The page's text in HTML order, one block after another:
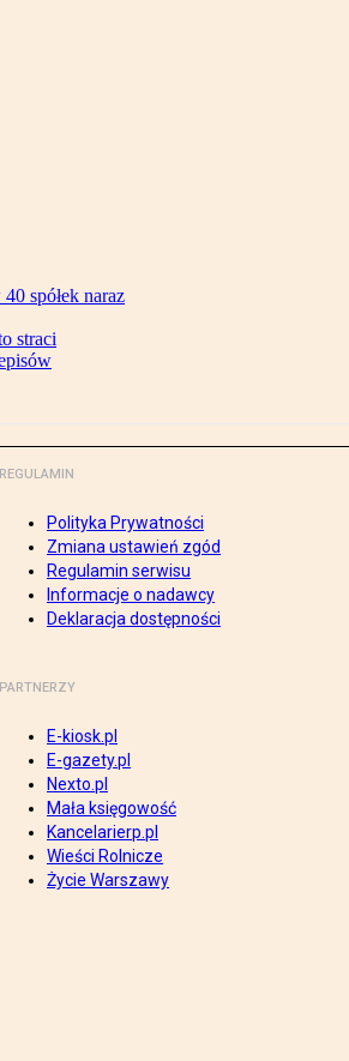
spółek naraz
straci
REGULAMIN
Polityka Prywatności
Zmiana ustawień zgód
Regulamin serwisu
Informacje o nadawcy
Deklaracja dostępności
PARTNERZY
E-kiosk.pl
E-gazety.pl
Nexto.pl
Mała księgowość
Kancelarierp.pl
Wieści Rolnicze
Życie Warszawy